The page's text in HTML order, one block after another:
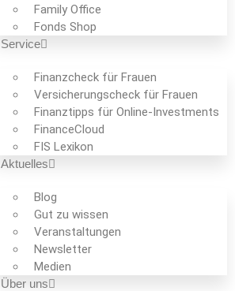
Family Office
Fonds Shop
Service
Finanzcheck für Frauen
Versicherungscheck für Frauen
Finanztipps für Online-Investments
FinanceCloud
FIS Lexikon
Aktuelles
Blog
Gut zu wissen
Veranstaltungen
Newsletter
Medien
Über uns